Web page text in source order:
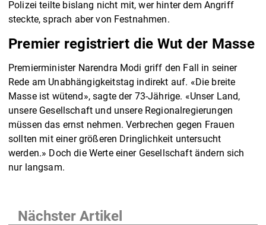
Polizei teilte bislang nicht mit, wer hinter dem Angriff
steckte, sprach aber von Festnahmen.
Premier registriert die Wut der Masse
Premierminister Narendra Modi griff den Fall in seiner
Rede am Unabhängigkeitstag indirekt auf. «Die breite
Masse ist wütend», sagte der 73-Jährige. «Unser Land,
unsere Gesellschaft und unsere Regionalregierungen
müssen das ernst nehmen. Verbrechen gegen Frauen
sollten mit einer größeren Dringlichkeit untersucht
werden.» Doch die Werte einer Gesellschaft ändern sich
nur langsam.
Nächster Artikel